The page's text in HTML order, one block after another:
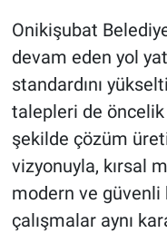
Onikişubat
devam eden yol
standardını
talepleri de öncelik
şekilde çözüm
vizyonuyla, kırsal
modern ve
çalışmalar aynı